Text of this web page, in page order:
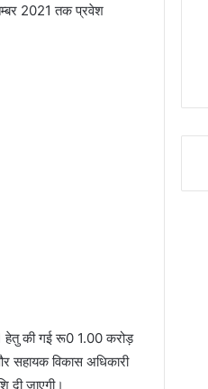
2021 तक प्रवेश
हेतु की गई रू0 1.00 करोड़
सहायक विकास अधिकारी
दी जाएगी।